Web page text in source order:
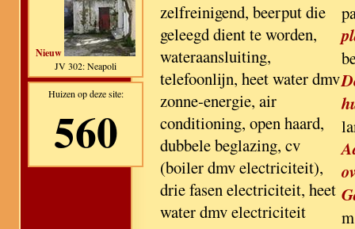
Nieuw
JV 302: Neapoli
Huizen op deze site:
560
zelfreinigend, beerput die
geleegd dient te worden,
wateraansluiting,
telefoonlijn, heet water dmv
zonne-energie, air
conditioning, open haard,
dubbele beglazing, cv
(boiler dmv electriciteit),
drie fasen electriciteit, heet
water dmv electriciteit
m